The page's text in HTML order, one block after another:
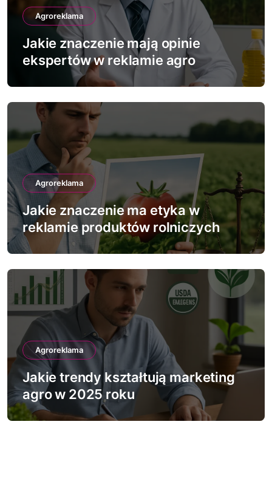
i
s
u
Agroreklama
Jakie znaczenie mają opinie
ekspertów w reklamie agro
Agroreklama
Jakie znaczenie ma etyka w
reklamie produktów rolniczych
Agroreklama
Jakie trendy kształtują marketing
agro w 2025 roku